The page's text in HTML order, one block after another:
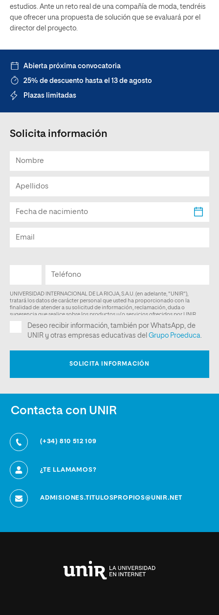
estudios. Ante un reto real de una compañía de moda, tendréis
que ofrecer una propuesta de solución que se evaluará por el
director del proyecto.
Abierta próxima convocatoria
25% de descuento hasta el 13 de agosto
Plazas limitadas
Solicita información
Contacta con UNIR
(+34) 810 512 109
¿TE LLAMAMOS?
ADMISIONES.TITULOSPROPIOS@UNIR.NET